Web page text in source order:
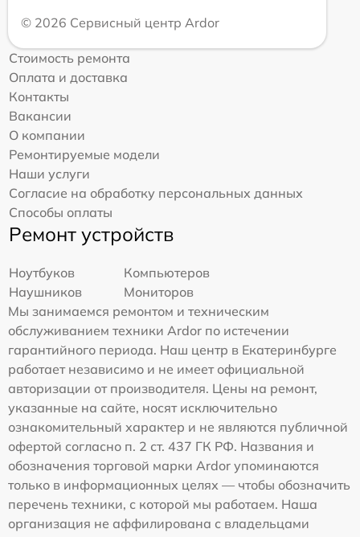
© 2026 Сервисный центр Ardor
Стоимость ремонта
Оплата и доставка
Контакты
Вакансии
О компании
Ремонтируемые модели
Наши услуги
Согласие на обработку персональных данных
Способы оплаты
Ремонт устройств
Ноутбуков
Компьютеров
Наушников
Мониторов
Мы занимаемся ремонтом и техническим
обслуживанием техники Ardor по истечении
гарантийного периода. Наш центр в Екатеринбурге
работает независимо и не имеет официальной
авторизации от производителя. Цены на ремонт,
указанные на сайте, носят исключительно
ознакомительный характер и не являются публичной
офертой согласно п. 2 ст. 437 ГК РФ. Названия и
обозначения торговой марки Ardor упоминаются
только в информационных целях — чтобы обозначить
перечень техники, с которой мы работаем. Наша
организация не аффилирована с владельцами